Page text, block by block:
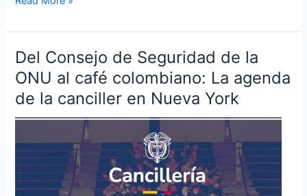
de
Del Consejo de Seguridad de la
ONU al café colombiano: La agenda
de la canciller en Nueva York
Del
Consejo
de
Seguridad
de
ONU
al
café